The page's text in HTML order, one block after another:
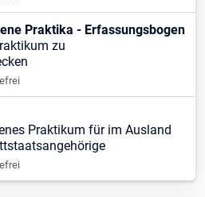
Praktika - Erfassungsbogen
zu
Praktikum für im Ausland